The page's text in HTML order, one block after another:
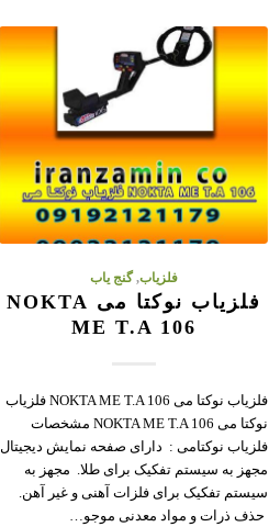
فلزیاب,گنج یاب
فلزیاب نوکتا می NOKTA
ME T.A 106
فلزیاب نوکتا می NOKTA ME T.A 106 فلزیاب
نوکتا می NOKTA ME T.A 106 مشخصات
فلزیاب نوکتامی : دارای صفحه نمایش دیجیتال
مجهز به سیستم تفکیک برای طلا. مجهز به
سیستم تفکیک برای فلزات آهنی و غیر آهن.
حذف ذرات و مواد معدنی موجو…